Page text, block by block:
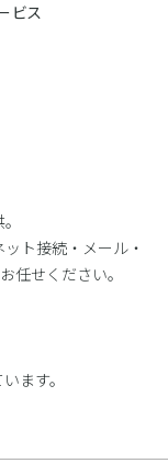
ビス
ト接続・メール・
任せください。
ます。